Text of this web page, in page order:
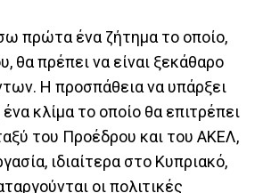
πρώτα ένα ζήτημα το οποίο,
θα πρέπει να είναι ξεκάθαρο
Η προσπάθεια να υπάρξει
ένα κλίμα το οποίο θα επιτρέπει
του Προέδρου και του ΑΚΕΛ,
ιδιαίτερα στο Κυπριακό,
οι πολιτικές